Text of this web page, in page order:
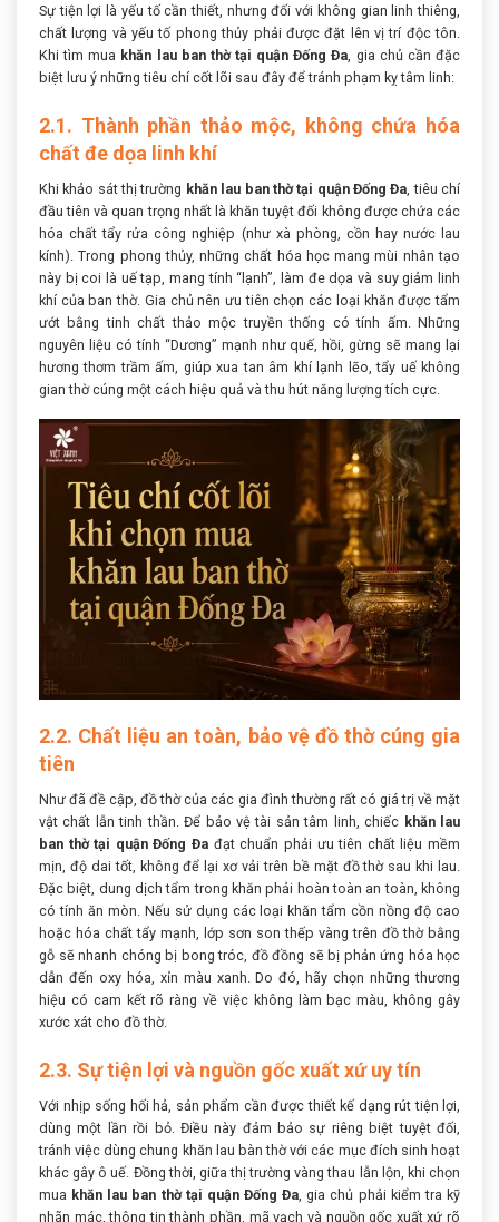
Sự tiện lợi là yếu tố cần thiết, nhưng đối với không gian linh thiêng,
chất lượng và yếu tố phong thủy phải được đặt lên vị trí độc tôn.
Khi tìm mua khăn lau ban thờ tại quận Đống Đa , gia chủ cần đặc
biệt lưu ý những tiêu chí cốt lõi sau đây để tránh phạm kỵ tâm linh:
2.1. Thành phần thảo mộc, không chứa hóa
chất đe dọa linh khí
Khi khảo sát thị trường khăn lau ban thờ tại quận Đống Đa , tiêu chí
đầu tiên và quan trọng nhất là khăn tuyệt đối không được chứa các
hóa chất tẩy rửa công nghiệp (như xà phòng, cồn hay nước lau
kính). Trong phong thủy, những chất hóa học mang mùi nhân tạo
này bị coi là uế tạp, mang tính “lạnh”, làm đe dọa và suy giảm linh
khí của ban thờ. Gia chủ nên ưu tiên chọn các loại khăn được tẩm
ướt bằng tinh chất thảo mộc truyền thống có tính ấm. Những
nguyên liệu có tính “Dương” mạnh như quế, hồi, gừng sẽ mang lại
hương thơm trầm ấm, giúp xua tan âm khí lạnh lẽo, tẩy uế không
gian thờ cúng một cách hiệu quả và thu hút năng lượng tích cực.
2.2. Chất liệu an toàn, bảo vệ đồ thờ cúng gia
tiên
Như đã đề cập, đồ thờ của các gia đình thường rất có giá trị về mặt
vật chất lẫn tinh thần. Để bảo vệ tài sản tâm linh, chiếc khăn lau
ban thờ tại quận Đống Đa đạt chuẩn phải ưu tiên chất liệu mềm
mịn, độ dai tốt, không để lại xơ vải trên bề mặt đồ thờ sau khi lau.
Đặc biệt, dung dịch tẩm trong khăn phải hoàn toàn an toàn, không
có tính ăn mòn. Nếu sử dụng các loại khăn tẩm cồn nồng độ cao
hoặc hóa chất tẩy mạnh, lớp sơn son thếp vàng trên đồ thờ bằng
gỗ sẽ nhanh chóng bị bong tróc, đồ đồng sẽ bị phản ứng hóa học
dẫn đến oxy hóa, xỉn màu xanh. Do đó, hãy chọn những thương
hiệu có cam kết rõ ràng về việc không làm bạc màu, không gây
xước xát cho đồ thờ.
2.3. Sự tiện lợi và nguồn gốc xuất xứ uy tín
Với nhịp sống hối hả, sản phẩm cần được thiết kế dạng rút tiện lợi,
dùng một lần rồi bỏ. Điều này đảm bảo sự riêng biệt tuyệt đối,
tránh việc dùng chung khăn lau bàn thờ với các mục đích sinh hoạt
khác gây ô uế. Đồng thời, giữa thị trường vàng thau lẫn lộn, khi chọn
mua khăn lau ban thờ tại quận Đống Đa, gia chủ phải kiểm tra kỹ
nhãn mác, thông tin thành phần, mã vạch và nguồn gốc xuất xứ rõ